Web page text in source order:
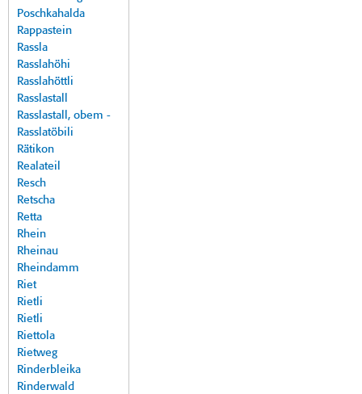
Poschkahalda
Rappastein
Rassla
Rasslahöhi
Rasslahöttli
Rasslastall
Rasslastall, obem -
Rasslatöbili
Rätikon
Realateil
Resch
Retscha
Retta
Rhein
Rheinau
Rheindamm
Riet
Rietli
Rietli
Riettola
Rietweg
Rinderbleika
Rinderwald